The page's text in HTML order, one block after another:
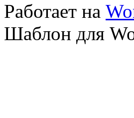
Работает на
Шаблон для